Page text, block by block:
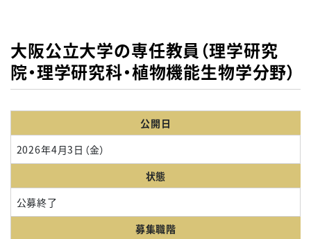
大阪公立大学の専任教員（理学研究
院・理学研究科・植物機能生物学分野）
公開日
2026年4月3日（金）
状態
公募終了
募集職階